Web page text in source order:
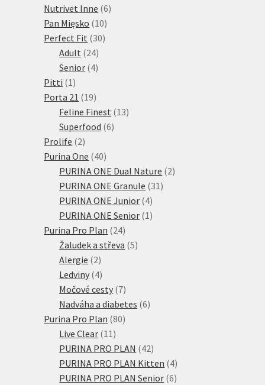
produkty
Nutrivet Inne 66
Pan Mięsko 1010
produktů
Perfect Fit 3030
Adult 2424
produktů
Senior 44
Pitti 1 1
produkt
Porta 21 1919
produktů
Feline Finest 1313
Superfood 66
Prolife 22
produkty
Purina One 4040
produktů
PURINA ONE Dual Nature 22
PURINA ONE Granule 31 31
PURINA ONE Junior 44
produkty
PURINA ONE Senior 1 1
Purina Pro Plan 2424
produktů
Žaludek a střeva 55
Alergie 22
produkty
Ledviny 44
produkty
Močové cesty 77
produktů
Nadváha a diabetes 66
Purina Pro Plan 8080
Live Clear 11 11
produktů
PURINA PRO PLAN 4242
produktů
PURINA PRO PLAN Kitten 44
produkty
PURINA PRO PLAN Senior 66